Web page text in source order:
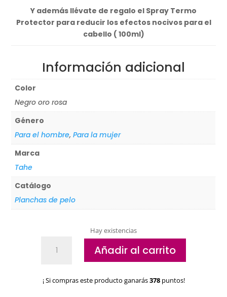
Y además llévate de regalo el Spray Termo
Protector para reducir los efectos nocivos para el
cabello ( 100ml)
Información adicional
Color
Negro oro rosa
Género
Para el hombre,Para la mujer
Marca
Tahe
Catálogo
Planchas de pelo
Hay existencias
Tahe
pro
Añadir al carrito
¡ Si compras este producto ganarás378puntos!